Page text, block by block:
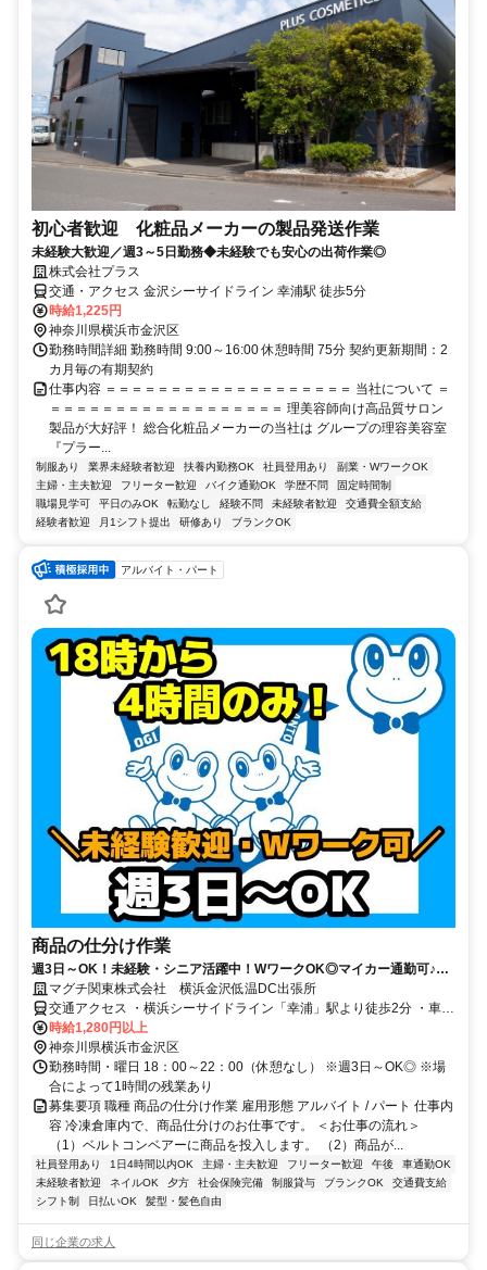
初心者歓迎 化粧品メーカーの製品発送作業
未経験大歓迎／週3～5日勤務◆未経験でも安心の出荷作業◎
株式会社プラス
交通・アクセス 金沢シーサイドライン 幸浦駅 徒歩5分
時給1,225円
神奈川県横浜市金沢区
勤務時間詳細 勤務時間 9:00～16:00 休憩時間 75分 契約更新期間：2
カ月毎の有期契約
仕事内容 ＝＝＝＝＝＝＝＝＝＝＝＝＝＝＝＝＝＝＝ 当社について ＝
＝＝＝＝＝＝＝＝＝＝＝＝＝＝＝＝＝＝ 理美容師向け高品質サロン
製品が大好評！ 総合化粧品メーカーの当社は グループの理容美容室
『プラー...
制服あり 業界未経験者歓迎 扶養内勤務OK 社員登用あり
副業・WワークOK
主婦・主夫歓迎
フリーター歓迎 バイク通勤OK 学歴不問
固定時間制
職場見学可
平日のみOK 転勤なし 経験不問 未経験者歓迎
交通費全額支給
経験者歓迎
月1シフト提出 研修あり ブランクOK
アルバイト・パート
商品の仕分け作業
週3日～OK！未経験・シニア活躍中！WワークOK◎マイカー通勤可♪充
実の福利厚生で働きやすさ抜群です
マグチ関東株式会社 横浜金沢低温DC出張所
交通アクセス ・横浜シーサイドライン「幸浦」駅より徒歩2分 ・車、
バイク、自転車通勤OK
時給1,280円以上
神奈川県横浜市金沢区
勤務時間・曜日 18：00～22：00（休憩なし） ※週3日～OK◎ ※場
合によって1時間の残業あり
募集要項 職種 商品の仕分け作業 雇用形態 アルバイト / パート 仕事内
容 冷凍倉庫内で、商品仕分けのお仕事です。 ＜お仕事の流れ＞
（1）ベルトコンベアーに商品を投入します。 （2）商品が...
社員登用あり 1日4時間以内OK 主婦・主夫歓迎 フリーター歓迎 午後
車通勤OK
未経験者歓迎
ネイルOK 夕方 社会保険完備 制服貸与 ブランクOK
交通費支給
シフト制
日払いOK 髪型・髪色自由
同じ企業の求人